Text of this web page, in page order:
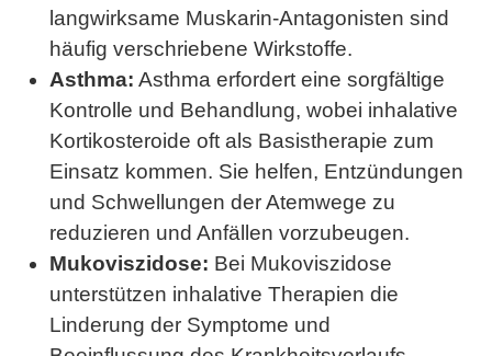
langwirksame Muskarin-Antagonisten sind
häufig verschriebene Wirkstoffe.
Asthma: Asthma erfordert eine sorgfältige
Kontrolle und Behandlung, wobei inhalative
Kortikosteroide oft als Basistherapie zum
Einsatz kommen. Sie helfen, Entzündungen
und Schwellungen der Atemwege zu
reduzieren und Anfällen vorzubeugen.
Mukoviszidose: Bei Mukoviszidose
unterstützen inhalative Therapien die
Linderung der Symptome und